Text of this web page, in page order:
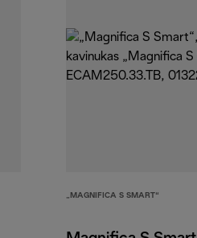
„MAGNIFICA S SMART“